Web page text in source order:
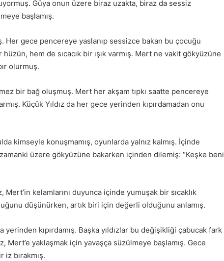
Güya onun üzere biraz uzakta, biraz da sessiz
başlamış.
Her gece pencereye yaslanıp sessizce bakan bu çocuğu
hem de sıcacık bir ışık varmış. Mert ne vakit gökyüzüne
olurmuş.
bir bağ oluşmuş. Mert her akşam tıpkı saatte pencereye
Küçük Yıldız da her gece yerinden kıpırdamadan onu
kimseyle konuşmamış, oyunlarda yalnız kalmış. İçinde
üzere gökyüzüne bakarken içinden dilemiş: “Keşke beni
Mert’in kelamlarını duyunca içinde yumuşak bir sıcaklık
düşünürken, artık biri için değerli olduğunu anlamış.
kıpırdamış. Başka yıldızlar bu değişikliği çabucak fark
Mert’e yaklaşmak için yavaşça süzülmeye başlamış. Gece
iz bırakmış.